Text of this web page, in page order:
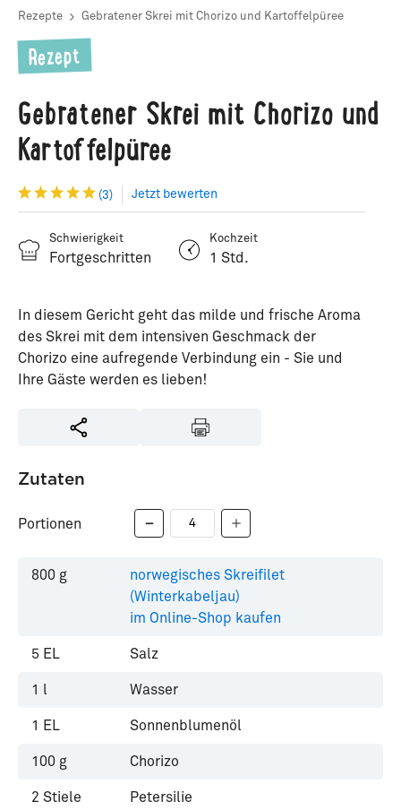
Rezepte Gebratener Skrei mit Chorizo und Kartoffelpüree
Rezept
Gebratener Skrei mit Chorizo und
Kartoffelpüree
(3) Jetzt bewerten
Schwierigkeit
Fortgeschritten
Kochzeit
1 Std.
In diesem Gericht geht das milde und frische Aroma
des Skrei mit dem intensiven Geschmack der
Chorizo eine aufregende Verbindung ein - Sie und
Ihre Gäste werden es lieben!
Zutaten
Portionen
800 g
norwegisches Skreifilet
(Winterkabeljau)
im Online-Shop kaufen
5 EL Salz
1 l Wasser
1 EL Sonnenblumenöl
100 g Chorizo
2 Stiele Petersilie